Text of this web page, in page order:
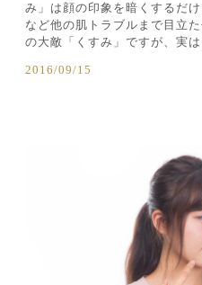
み」は顔の印象を暗くするだ
など他の肌トラブルまで目立
の大敵「くすみ」ですが、実
2016/09/15